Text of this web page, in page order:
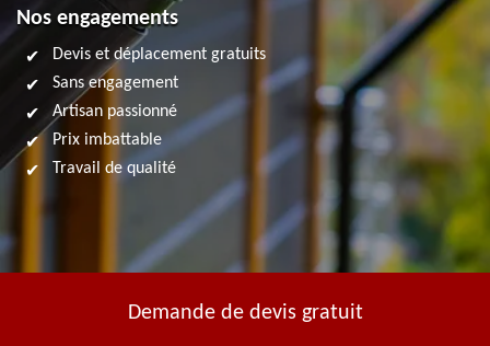
Nos engagements
Devis et déplacement gratuits
Sans engagement
Artisan passionné
Prix imbattable
Travail de qualité
Demande de devis gratuit